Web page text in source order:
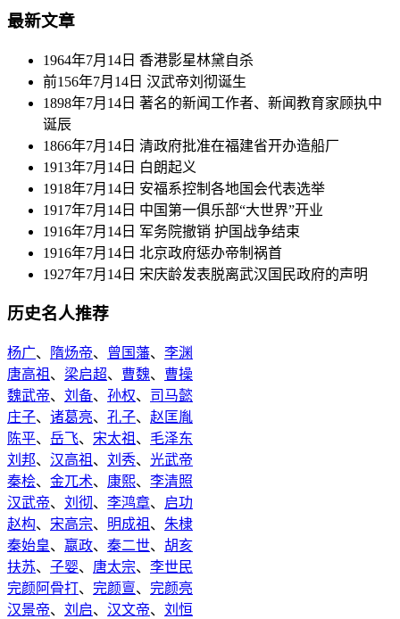
最新文章
1964年7月14日 香港影星林黛自杀
前156年7月14日 汉武帝刘彻诞生
1898年7月14日 著名的新闻工作者、新闻教育家顾执中
诞辰
1866年7月14日 清政府批准在福建省开办造船厂
1913年7月14日 白朗起义
1918年7月14日 安福系控制各地国会代表选举
1917年7月14日 中国第一俱乐部“大世界”开业
1916年7月14日 军务院撤销 护国战争结束
1916年7月14日 北京政府惩办帝制祸首
1927年7月14日 宋庆龄发表脱离武汉国民政府的声明
历史名人推荐
杨广、 隋炀帝、 曾国藩、 李渊
唐高祖 、 梁启超、 曹魏、 曹操
魏武帝、 刘备、 孙权、 司马懿
庄子、 诸葛亮、 孔子、 赵匡胤
陈平、 岳飞、 宋太祖 、 毛泽东
刘邦、 汉高祖 、 刘秀、 光武帝
秦桧、 金兀术、 康熙、 李清照
汉武帝、 刘彻、 李鸿章、 启功
赵构、 宋高宗、 明成祖 、 朱棣
秦始皇、 嬴政、 秦二世、 胡亥
扶苏、 子婴、 唐太宗、 李世民
完颜阿骨打、 完颜亶、 完颜亮
汉景帝、 刘启、 汉文帝、 刘恒